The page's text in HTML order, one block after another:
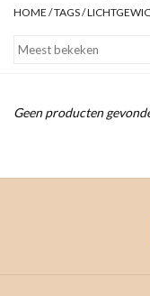
HOME /TAGS/
Geen producten